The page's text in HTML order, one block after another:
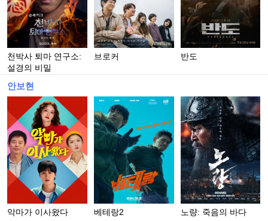
천박사 퇴마 연구소:
설경의 비밀
브로커 반도
안보현
악마가 이사왔다 베테랑2 노량: 죽음의 바다